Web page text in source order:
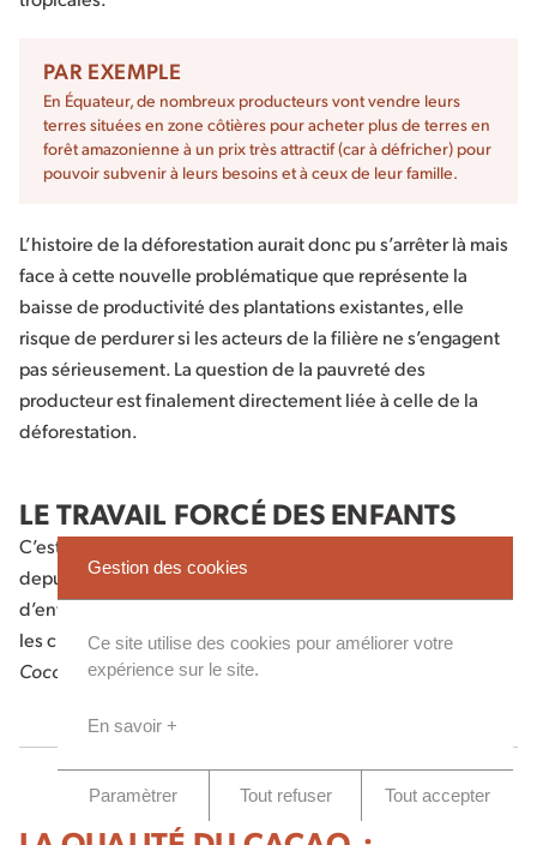
PAR EXEMPLE
En Équateur, de nombreux producteurs vont vendre leurs
terres situées en zone côtières pour acheter plus de terres en
forêt amazonienne à un prix très attractif (car à défricher) pour
pouvoir subvenir à leurs besoins et à ceux de leur famille.
L’histoire de la déforestation aurait donc pu s’arrêter là mais
face à cette nouvelle problématique que représente la
baisse de productivité des plantations existantes, elle
risque de perdurer si les acteurs de la filière ne s’engagent
pas sérieusement. La question de la pauvreté des
producteur est finalement directement liée à celle de la
déforestation.
LE TRAVAIL FORCÉ DES ENFANTS
C’est un sujet dénoncé par les ONG et relayé par les médias
depuis quelques années. À juste titre, car 2,1 millions
d’enfants travailleraient dans des conditions pénibles dans
les champs de cacao d’Afrique de l’Ouest(source :
Cocoabarometer).
Gestion des cookies
Ce site utilise des cookies pour améliorer votre
expérience sur le site.
En savoir +
Paramètrer Tout refuser Tout accepter